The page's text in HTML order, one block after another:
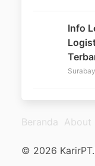
Info
Beranda About
© 2026